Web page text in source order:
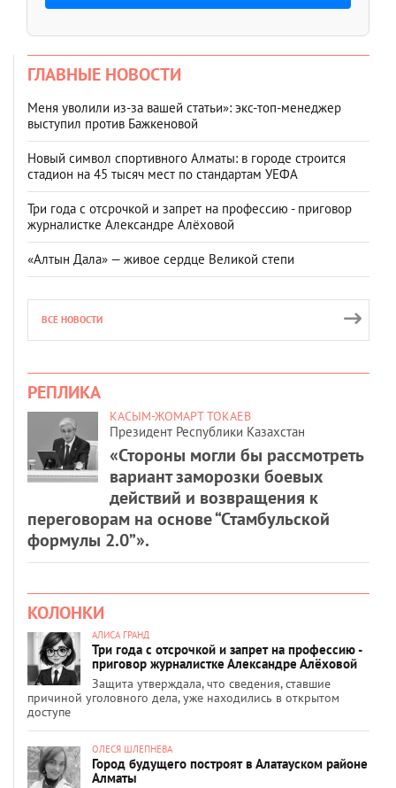
ГЛАВНЫЕ НОВОСТИ
Меня уволили из-за вашей статьи»: экс-топ-менеджер
выступил против Бажкеновой
Новый символ спортивного Алматы: в городе строится
стадион на 45 тысяч мест по стандартам УЕФА
Три года с отсрочкой и запрет на профессию - приговор
журналистке Александре Алёховой
«Алтын Дала» — живое сердце Великой степи
ВСЕ НОВОСТИ
РЕПЛИКА
КАСЫМ-ЖОМАРТ ТОКАЕВ
Президент Республики Казахстан
«Стороны могли бы рассмотреть
вариант заморозки боевых
действий и возвращения к
переговорам на основе “Стамбульской
формулы 2.0”».
КОЛОНКИ
АЛИСА ГРАНД
Три года с отсрочкой и запрет на профессию -
приговор журналистке Александре Алёховой
Защита утверждала, что сведения, ставшие
причиной уголовного дела, уже находились в открытом
доступе
ОЛЕСЯ ШЛЕПНЕВА
Город будущего построят в Алатауском районе
Алматы